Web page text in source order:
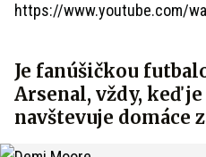
https://www.youtube.com/
Je fanúšičkou
Arsenal, vždy, keď
navštevuje domáce